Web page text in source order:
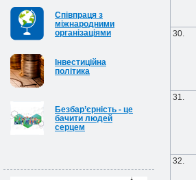
Співпраця з
міжнародними
організаціями
Інвестиційна
політика
Безбар’єрність - це
бачити людей
серцем
30.
31.
32.